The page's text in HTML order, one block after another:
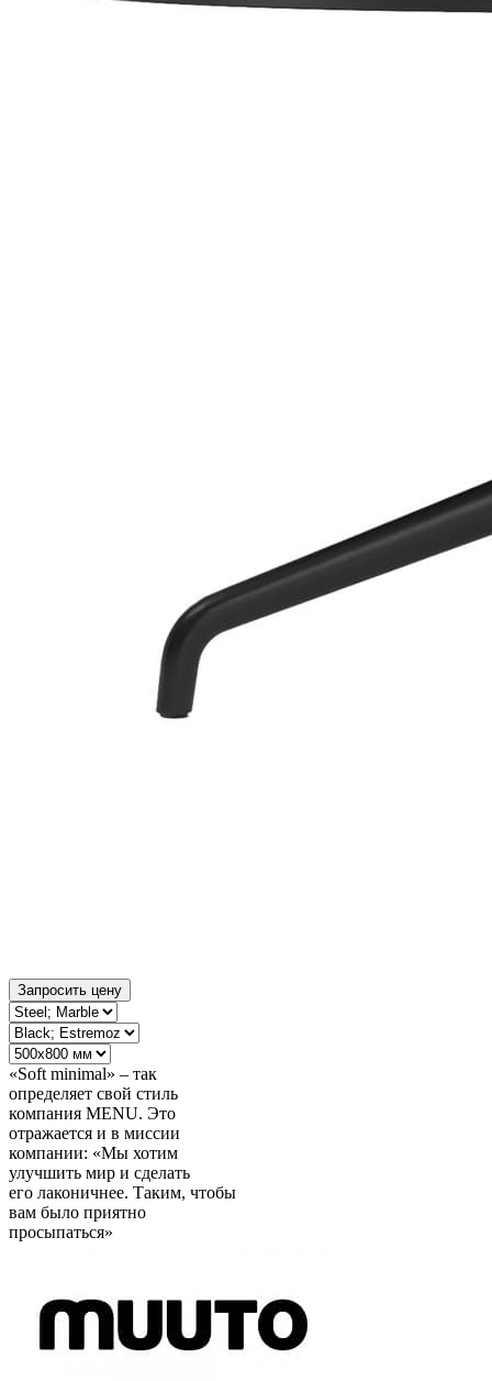
Запросить цену
«Soft minimal» – так
определяет свой стиль
компания MENU. Это
отражается и в миссии
компании: «Мы хотим
улучшить мир и сделать
его лаконичнее. Таким, чтобы
вам было приятно
просыпаться»